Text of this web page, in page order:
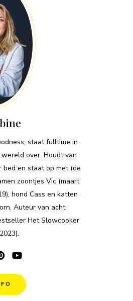
staat fulltime in
over. Houdt van
bed en staat op met (de
zoontjes Vic (maart
hond Cass en katten
Auteur van acht
Het Slowcooker